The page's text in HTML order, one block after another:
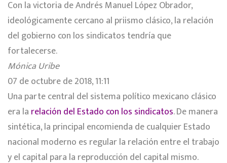
Con la victoria de Andrés Manuel López Obrador,
ideológicamente cercano al priismo clásico, la relación
del gobierno con los sindicatos tendría que
fortalecerse.
Mónica Uribe
07 de octubre de 2018, 11:11
Una parte central del sistema político mexicano clásico
era la relación del Estado con los sindicatos. De manera
sintética, la principal encomienda de cualquier Estado
nacional moderno es regular la relación entre el trabajo
y el capital para la reproducción del capital mismo.